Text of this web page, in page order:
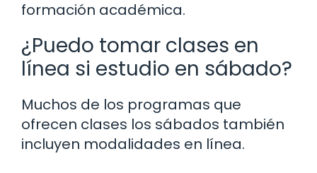
formación académica.
¿Puedo tomar clases en
línea si estudio en sábado?
Muchos de los programas que
ofrecen clases los sábados también
incluyen modalidades en línea.